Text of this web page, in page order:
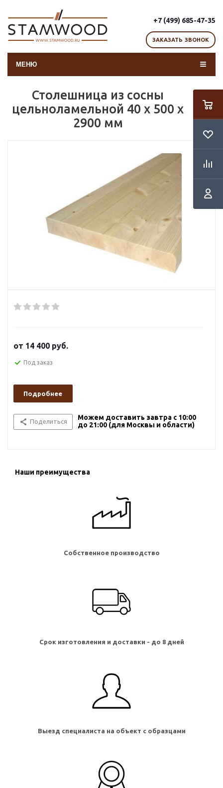
+7 (499) 685-47-35
ЗАКАЗАТЬ ЗВОНОК
МЕНЮ
Столешница из сосны
цельноламельной 40 x 500 x
2900 мм
от 14 400 руб.
Под заказ
Подробнее
Поделиться
Можем доставить завтра с 10:00
до 21:00 (для Москвы и области)
Наши преимущества
Собственное производство
Срок изготовления и доставки - до 8 дней
Выезд специалиста на объект с образцами